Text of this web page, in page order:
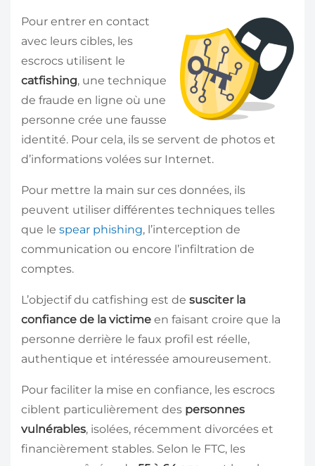
Pour entrer en contact
avec leurs cibles, les
escrocs utilisent le
catfishing, une technique
de fraude en ligne où une
personne crée une fausse
identité. Pour cela, ils se servent de photos et
d’informations volées sur Internet.
Pour mettre la main sur ces données, ils
peuvent utiliser différentes techniques telles
que le spear phishing, l’interception de
communication ou encore l’infiltration de
comptes.
L’objectif du catfishing est de susciter la
confiance de la victime en faisant croire que la
personne derrière le faux profil est réelle,
authentique et intéressée amoureusement.
Pour faciliter la mise en confiance, les escrocs
ciblent particulièrement des personnes
vulnérables, isolées, récemment divorcées et
financièrement stables. Selon le FTC, les